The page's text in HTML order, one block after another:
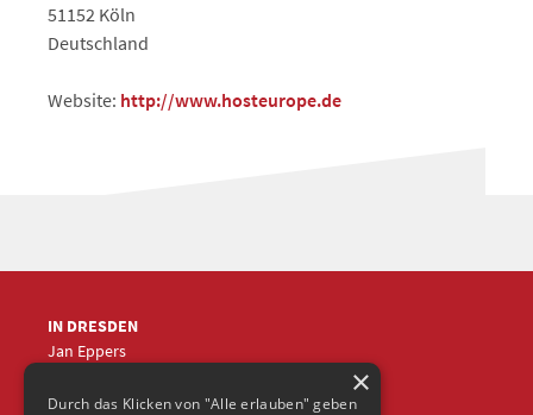
51152 Köln
Deutschland
Website: http://www.hosteurope.de
IN DRESDEN
Jan Eppers
jep@frische-fische.com ×
Durch das Klicken von "Alle erlauben" geben